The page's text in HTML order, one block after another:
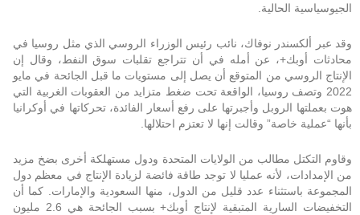
الجيوسياسية الحالية.
وقد عبر ألكسندر نوفاك، نائب رئيس الوزراء الروسي الذي مثل روسيا في
محادثات أوبك+، عن أمله في أن تتراجع تقلبات سوق النفط، وقال إن
الإنتاج الروسي من المتوقع أن يصل إلى مستويات ما قبل الجائحة في مايو
2022 وتصف روسيا، الواقعة تحت ضغط متزايد من العقوبات الغربية التي
هوت بعملتها الروبل وأجبرتها على رفع أسعار الفائدة، تحركاتها في أوكرانيا
بأنها “عملية خاصة” وقالت إنها لا تعتزم احتلالها.
وقاوم التكتل مطالب من الولايات المتحدة ودول مستهلكة أخرى بضخ مزيد
من الإمدادات، لأنه عمليا لا توجد طاقة فائضة لزيادة الإنتاج في معظم دول
المجموعة باستثناء عدد قليل من الدول، منها السعودية والإمارات. كما أن
التخفيضات السارية المتبقية لإنتاج أوبك+ بسبب الجائحة هي 2.6 مليون